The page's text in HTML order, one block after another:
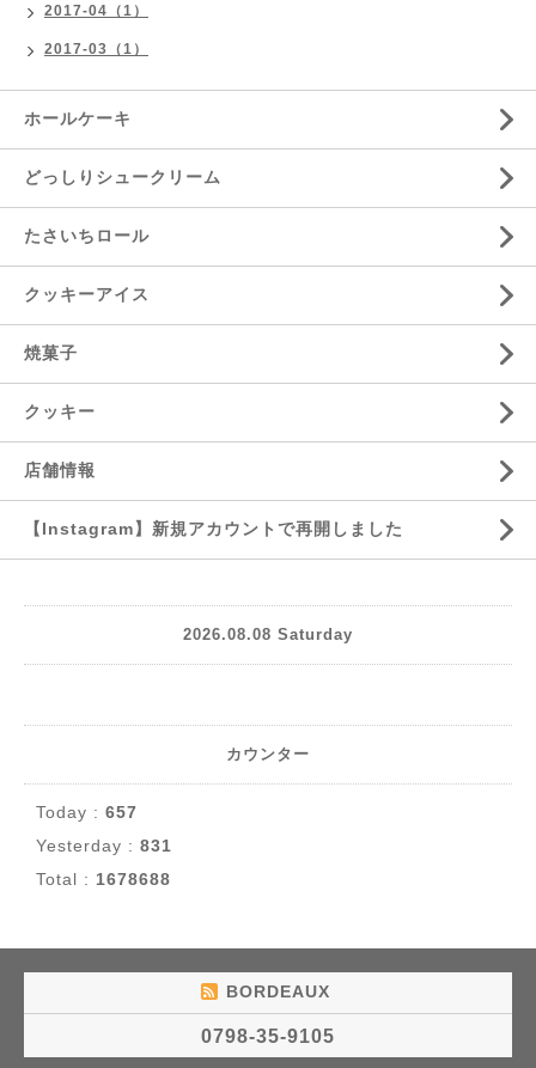
2017-04（1）
2017-03（1）
ホールケーキ
どっしりシュークリーム
たさいちロール
クッキーアイス
焼菓子
クッキー
店舗情報
【Instagram】新規アカウントで再開しました
2026.08.08 Saturday
カウンター
Today : 657
Yesterday : 831
Total : 1678688
BORDEAUX
0798-35-9105